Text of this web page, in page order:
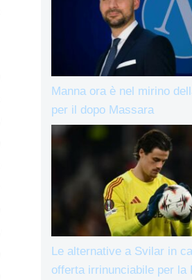
Manna ora è nel mirino
per il dopo Massara
Le alternative a Svilar in
offerta irrinunciabile per la